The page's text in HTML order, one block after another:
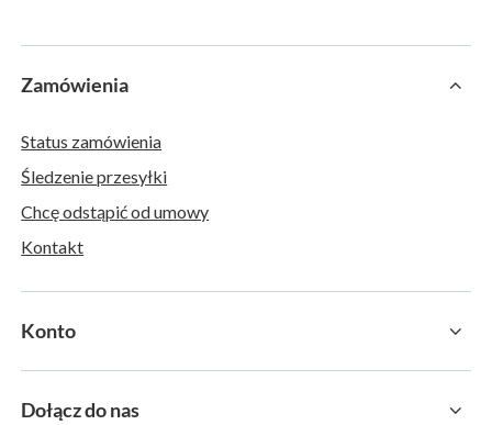
Zamówienia
Status zamówienia
Śledzenie przesyłki
Chcę odstąpić od umowy
Kontakt
Konto
Dołącz do nas